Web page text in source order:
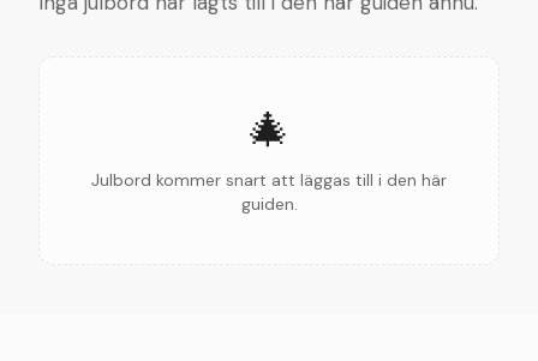
🎄
Julbord kommer snart att läggas till i den här
guiden.